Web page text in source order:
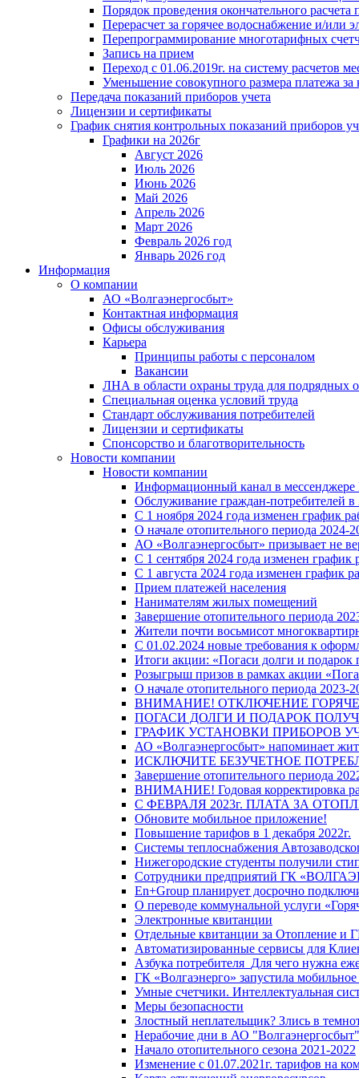
Порядок проведения окончательного
Перерасчет за горячее водоснабжение и/или
Перепрограммирование многотарифных
Запись на прием
Переход с 01.06.2019г. на систему расчетов
Уменьшение совокупного размера платежа
Передача показаний приборов учета
Лицензии и сертификаты
График снятия контрольных показаний приборов
Графики на 2026г
Август 2026
Июль 2026
Июнь 2026
Май 2026
Апрель 2026
Март 2026
Февраль 2026 год
Январь 2026 год
Информация
О компании
АО «Волгаэнергосбыт»
Контактная информация
Офисы обслуживания
Карьера
Принципы работы с персоналом
Вакансии
ЛНА в области охраны труда для подрядных
Специальная оценка условий труда
Стандарт обслуживания потребителей
Лицензии и сертификаты
Спонсорство и благотворительность
Новости компании
Новости компании
Информационный канал в
Обслуживание граждан-потребителей в
С 1 ноября 2024 года изменен график
О начале отопительного периода 2024-
АО «Волгаэнергосбыт» призывает не
С 1 сентября 2024 года изменен
С 1 августа 2024 года изменен график
Прием платежей населения
Нанимателям жилых помещений
Завершение отопительного периода
Жители почти восьмисот
С 01.02.2024 новые требования к
Итоги акции: «Погаси долги и подарок
Розыгрыш призов в рамках акции
О начале отопительного периода 2023-
ВНИМАНИЕ! ОТКЛЮЧЕНИЕ
ПОГАСИ ДОЛГИ И ПОДАРОК
ГРАФИК УСТАНОВКИ ПРИБОРОВ
АО «Волгаэнергосбыт» напоминает
ИСКЛЮЧИТЕ БЕЗУЧЕТНОЕ
Завершение отопительного периода
ВНИМАНИЕ! Годовая корректировка
С ФЕВРАЛЯ 2023г. ПЛАТА ЗА
Обновите мобильное приложение!
Повышение тарифов в 1 декабря 2022г.
Системы теплоснабжения
Нижегородские студенты получили
Сотрудники предприятий ГК
En+Group планирует досрочно
О переводе коммунальной услуги
Электронные квитанции
Отдельные квитанции за Отопление и
Автоматизированные сервисы для
Азбука потребителя_Для чего нужна
ГК «Волгаэнерго» запустила
Умные счетчики. Интеллектуальная
Меры безопасности
Злостный неплательщик? Злись в
Нерабочие дни в АО "Волгаэнергосбыт"
Начало отопительного сезона 2021-2022
Изменение с 01.07.2021г. тарифов на